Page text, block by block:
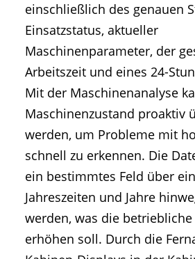
einschließlich des genauen
Einsatzstatus, aktueller
Maschinenparameter, der
Arbeitszeit und eines 24-
Mit der Maschinenanalyse
Maschinenzustand proaktiv
werden, um Probleme mit
schnell zu erkennen. Die
ein bestimmtes Feld über
Jahreszeiten und Jahre
werden, was die betriebliche
erhöhen soll. Durch die